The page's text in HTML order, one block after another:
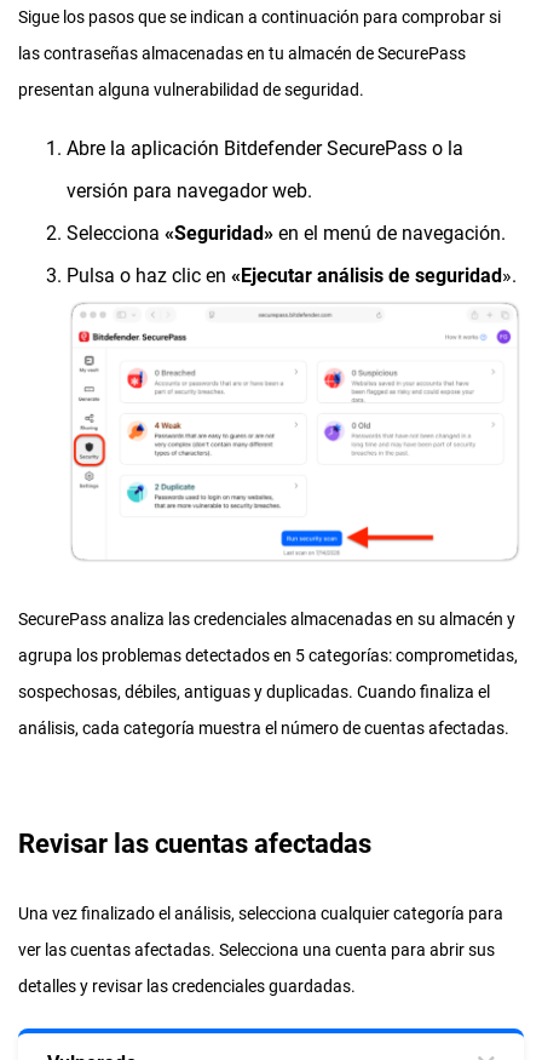
Sigue los pasos que se indican a continuación para comprobar si
las contraseñas almacenadas en tu almacén de SecurePass
presentan alguna vulnerabilidad de seguridad.
Abre la aplicación Bitdefender SecurePass o la
versión para navegador web.
Selecciona «Seguridad» en el menú de navegación.
Pulsa o haz clic en «Ejecutar análisis de seguridad».
SecurePass analiza las credenciales almacenadas en su almacén y
agrupa los problemas detectados en 5 categorías: comprometidas,
sospechosas, débiles, antiguas y duplicadas. Cuando finaliza el
análisis, cada categoría muestra el número de cuentas afectadas.
Revisar las cuentas afectadas
Una vez finalizado el análisis, selecciona cualquier categoría para
ver las cuentas afectadas. Selecciona una cuenta para abrir sus
detalles y revisar las credenciales guardadas.